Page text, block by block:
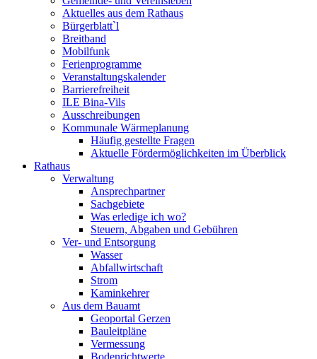
Aktuelles aus dem Rathaus
Bürgerblatt`l
Breitband
Mobilfunk
Ferienprogramme
Veranstaltungskalender
Barrierefreiheit
ILE Bina-Vils
Ausschreibungen
Kommunale Wärmeplanung
Häufig gestellte Fragen
Aktuelle Fördermöglichkeiten im Überblick
Rathaus
Verwaltung
Ansprechpartner
Sachgebiete
Was erledige ich wo?
Steuern, Abgaben und Gebühren
Ver- und Entsorgung
Wasser
Abfallwirtschaft
Strom
Kaminkehrer
Aus dem Bauamt
Geoportal Gerzen
Bauleitpläne
Vermessung
Bodenrichtwerte